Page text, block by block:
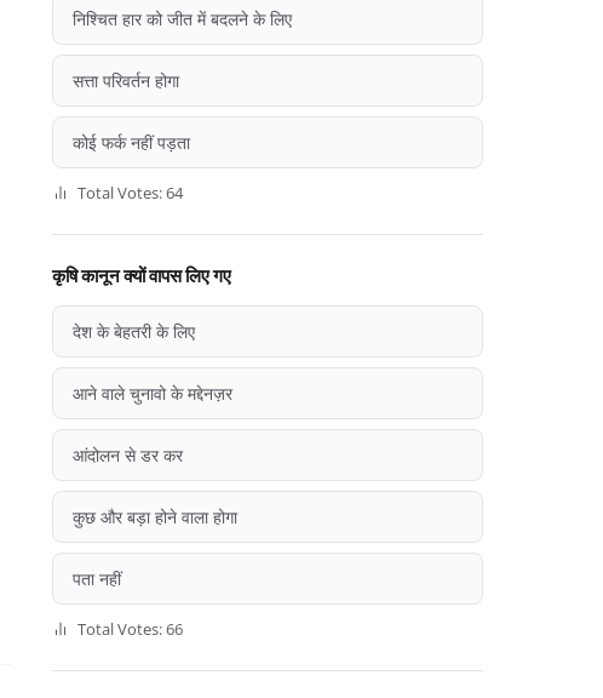
निश्चित हार को जीत में बदलने के लिए
सत्ता परिवर्तन होगा
कोई फर्क नहीं पड़ता
Total Votes: 64
कृषि कानून क्यों वापस लिए गए
देश के बेहतरी के लिए
आने वाले चुनावो के मद्देनज़र
आंदोलन से डर कर
कुछ और बड़ा होने वाला होगा
पता नहीं
Total Votes: 66